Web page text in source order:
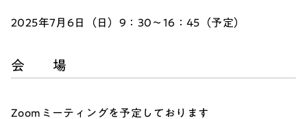
2025年7月6日（日）9：30～16：45（予定）
会 場
Zoomミーティングを予定しております